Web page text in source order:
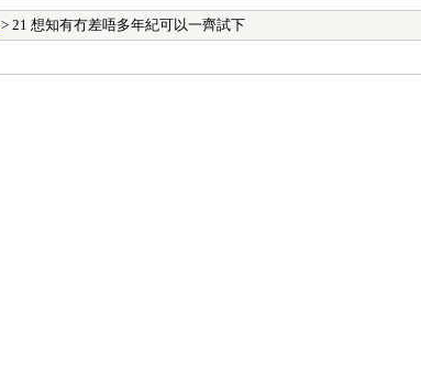
> 21 想知有冇差唔多年紀可以一齊試下